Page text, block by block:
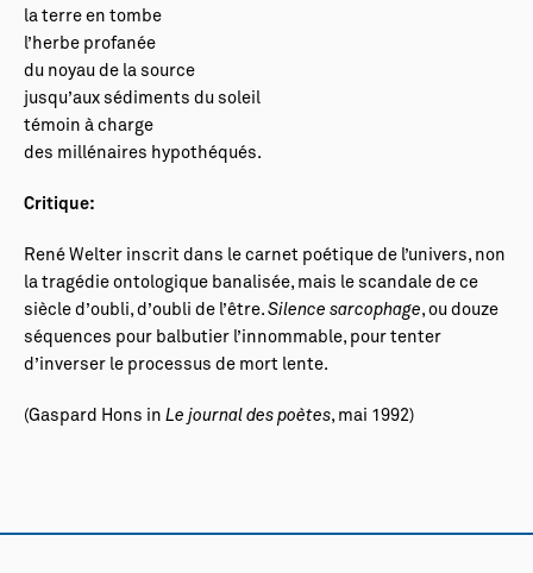
la terre en tombe
l’herbe profanée
du noyau de la source
jusqu’aux sédiments du soleil
témoin à charge
des millénaires hypothéqués.
Critique:
René Welter inscrit dans le carnet poétique de l’univers, non
la tragédie ontologique banalisée, mais le scandale de ce
siècle d’oubli, d’oubli de l’être. Silence sarcophage, ou douze
séquences pour balbutier l’innommable, pour tenter
d’inverser le processus de mort lente.
(Gaspard Hons in Le journal des poètes, mai 1992)